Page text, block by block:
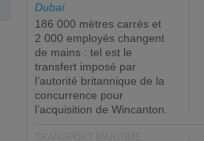
Dubaï
186 000 mètres carrés et
2 000 employés changent
de mains : tel est le
transfert imposé par
l’autorité britannique de la
concurrence pour
l’acquisition de Wincanton.